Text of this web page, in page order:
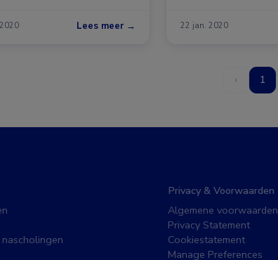
Lees meer → 22 jan. 2020
‹ 1
Privacy & Voorwaarden
Algemene voorwaarden
Privacy Statement
Cookiestatement
Manage Preferences